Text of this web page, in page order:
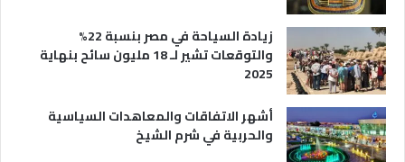
زيادة السياحة في مصر بنسبة 22%
والتوقعات تشير لـ 18 مليون سائح بنهاية
2025
أشهر الاتفاقات والمعاهدات السياسية
والحربية في شرم الشيخ